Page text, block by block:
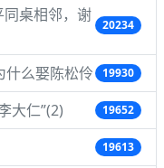
桌相邻，谢
20234
什么娶陈松伶 19930
大仁”(2) 19652
19613